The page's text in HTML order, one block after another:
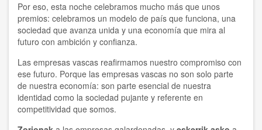
Por eso, esta noche celebramos mucho más que unos
premios: celebramos un modelo de país que funciona, una
sociedad que avanza unida y una economía que mira al
futuro con ambición y confianza.
Las empresas vascas reafirmamos nuestro compromiso con
ese futuro. Porque las empresas vascas no son solo parte
de nuestra economía: son parte esencial de nuestra
identidad como la sociedad pujante y referente en
competitividad que somos.